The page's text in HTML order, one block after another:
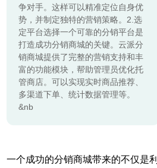
争对手。这样可以精准定位自身优
势，并制定独特的营销策略。2.选
定平台选择一个可靠的分销平台是
打造成功分销商城的关键。云派分
销商城提供了完整的营销支持和丰
富的功能模块，帮助管理员优化托
管商店。可以实现实时商品推荐、
多渠道下单、统计数据管理等。
&nb
一个成功的分销商城带来的不仅是利